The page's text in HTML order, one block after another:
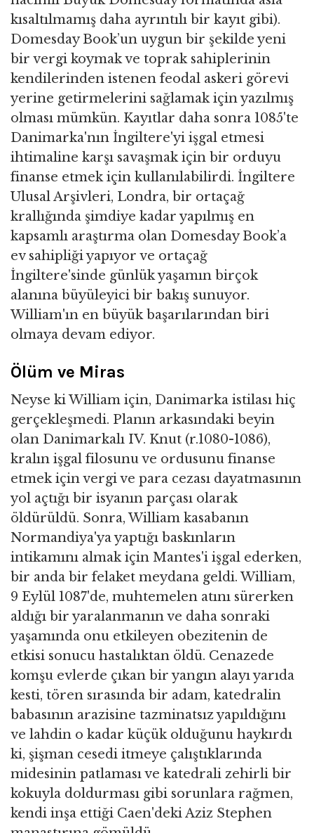
kısaltılmamış daha ayrıntılı bir kayıt gibi).
Domesday Book’un uygun bir şekilde yeni
bir vergi koymak ve toprak sahiplerinin
kendilerinden istenen feodal askeri görevi
yerine getirmelerini sağlamak için yazılmış
olması mümkün. Kayıtlar daha sonra 1085'te
Danimarka'nın İngiltere'yi işgal etmesi
ihtimaline karşı savaşmak için bir orduyu
finanse etmek için kullanılabilirdi. İngiltere
Ulusal Arşivleri, Londra, bir ortaçağ
krallığında şimdiye kadar yapılmış en
kapsamlı araştırma olan Domesday Book’a
ev sahipliği yapıyor ve ortaçağ
İngiltere'sinde günlük yaşamın birçok
alanına büyüleyici bir bakış sunuyor.
William'ın en büyük başarılarından biri
olmaya devam ediyor.
Ölüm ve Miras
Neyse ki William için, Danimarka istilası hiç
gerçekleşmedi. Planın arkasındaki beyin
olan Danimarkalı IV. Knut (r.1080-1086),
kralın işgal filosunu ve ordusunu finanse
etmek için vergi ve para cezası dayatmasının
yol açtığı bir isyanın parçası olarak
öldürüldü. Sonra, William kasabanın
Normandiya'ya yaptığı baskınların
intikamını almak için Mantes'i işgal ederken,
bir anda bir felaket meydana geldi. William,
9 Eylül 1087'de, muhtemelen atını sürerken
aldığı bir yaralanmanın ve daha sonraki
yaşamında onu etkileyen obezitenin de
etkisi sonucu hastalıktan öldü. Cenazede
komşu evlerde çıkan bir yangın alayı yarıda
kesti, tören sırasında bir adam, katedralin
babasının arazisine tazminatsız yapıldığını
ve lahdin o kadar küçük olduğunu haykırdı
ki, şişman cesedi itmeye çalıştıklarında
midesinin patlaması ve katedrali zehirli bir
kokuyla doldurması gibi sorunlara rağmen,
kendi inşa ettiği Caen'deki Aziz Stephen